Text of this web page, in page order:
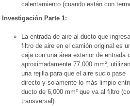
calentamiento (cuando están con
Investigación Parte 1:
La entrada de aire al ducto que
filtro de aire en el camión original es
caja con una área exterior de entrada
aproximadamente 77,000 mm²,
una rejilla para que el aire sucio pase
directo y solamente lo más limpio
ducto de 6,000 mm² que va al filtro
transversal).